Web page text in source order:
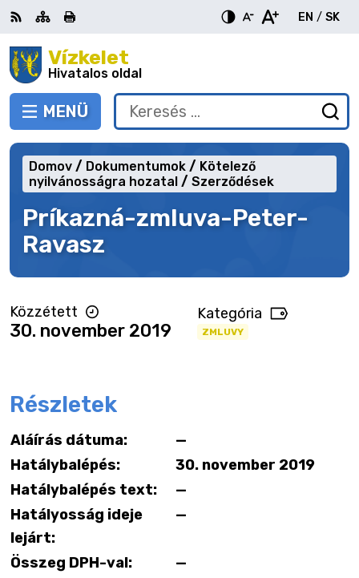
Ugrás
a
tartalomraVízkelet
Hivatalos oldal
VÁLTÁS
MENÜ
RSS Oldaltérkép
Nyomtatás
EN
English
/ SK
Keresés:
be
a
Príkazná-zmluva-Peter-
Ravasz
Domov Dokumentumok
Kötelező
nyilvánosságra hozatal
Szerződések
Közzétett
30. november 2019
Kategória
ZMLUVY
Részletek
Aláírás dátuma:
—
Hatálybalépés:
30. november 2019
Hatálybalépés text:
—
Hatályosság ideje
lejárt:
—
Összeg DPH-val:
—